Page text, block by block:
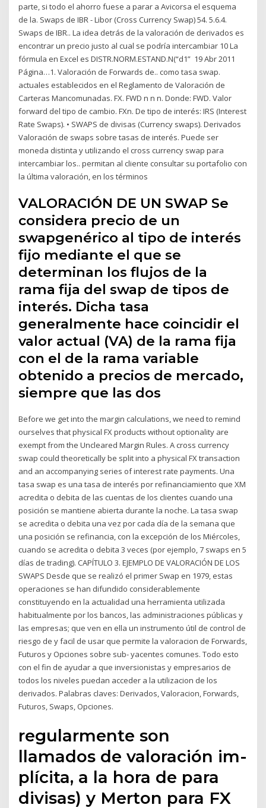
parte, si todo el ahorro fuese a parar a Avicorsa el esquema
de la. Swaps de IBR - Libor (Cross Currency Swap) 54. 5.6.4.
Swaps de IBR.. La idea detrás de la valoración de derivados es
encontrar un precio justo al cual se podría intercambiar 10 La
fórmula en Excel es DISTR.NORM.ESTAND.N(“d1” 19 Abr 2011
Página…1. Valoración de Forwards de.. como tasa swap.
actuales establecidos en el Reglamento de Valoración de
Carteras Mancomunadas. FX. FWD n n n. Donde: FWD. Valor
forward del tipo de cambio. FXn. De tipo de interés: IRS (Interest
Rate Swaps). • SWAPS de divisas (Currency swaps). Derivados
Valoración de swaps sobre tasas de interés. Puede ser
moneda distinta y utilizando el cross currency swap para
intercambiar los.. permitan al cliente consultar su portafolio con
la última valoración, en los términos
VALORACIÓN DE UN SWAP Se
considera precio de un
swapgenérico al tipo de interés
fijo mediante el que se
determinan los flujos de la
rama fija del swap de tipos de
interés. Dicha tasa
generalmente hace coincidir el
valor actual (VA) de la rama fija
con el de la rama variable
obtenido a precios de mercado,
siempre que las dos
Before we get into the margin calculations, we need to remind
ourselves that physical FX products without optionality are
exempt from the Uncleared Margin Rules. A cross currency
swap could theoretically be split into a physical FX transaction
and an accompanying series of interest rate payments. Una
tasa swap es una tasa de interés por refinanciamiento que XM
acredita o debita de las cuentas de los clientes cuando una
posición se mantiene abierta durante la noche. La tasa swap
se acredita o debita una vez por cada día de la semana que
una posición se refinancia, con la excepción de los Miércoles,
cuando se acredita o debita 3 veces (por ejemplo, 7 swaps en 5
días de trading). CAPÍTULO 3. EJEMPLO DE VALORACIÓN DE LOS
SWAPS Desde que se realizó el primer Swap en 1979, estas
operaciones se han difundido considerablemente
constituyendo en la actualidad una herramienta utilizada
habitualmente por los bancos, las administraciones públicas y
las empresas; que ven en ella un instrumento útil de control de
riesgo de y facil de usar que permite la valoracion de Forwards,
Futuros y Opciones sobre sub- yacentes comunes. Todo esto
con el fin de ayudar a que inversionistas y empresarios de
todos los niveles puedan acceder a la utilizacion de los
derivados. Palabras claves: Derivados, Valoracion, Forwards,
Futuros, Swaps, Opciones.
regularmente son
llamados de valoración im-
plícita, a la hora de para
divisas) y Merton para FX